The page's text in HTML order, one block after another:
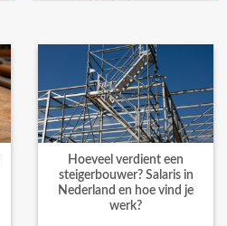
Hoeveel verdient een
steigerbouwer? Salaris in
Nederland en hoe vind je
werk?